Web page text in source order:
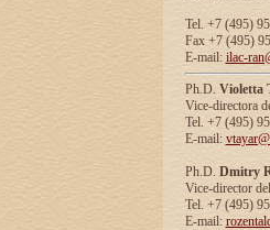
Tel. +7 (495)
Fax +7 (495)
E-mail: ilac-
Ph.D. Violetta
Vice-directora
Tel. +7 (495)
E-mail:
Ph.D. Dmitry
Vice-director
Tel. +7 (495)
E-mail: